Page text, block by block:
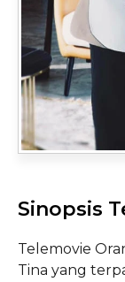
Sinopsis
Telemovie
Tina yang